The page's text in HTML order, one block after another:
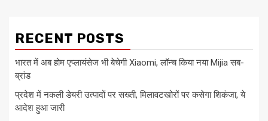
RECENT POSTS
भारत में अब होम एप्लायंसेज भी बेचेगी Xiaomi, लॉन्च किया नया Mijia सब-
ब्रांड
प्रदेश में नकली डेयरी उत्पादों पर सख्ती, मिलावटखोरों पर कसेगा शिकंजा, ये
आदेश हुआ जारी